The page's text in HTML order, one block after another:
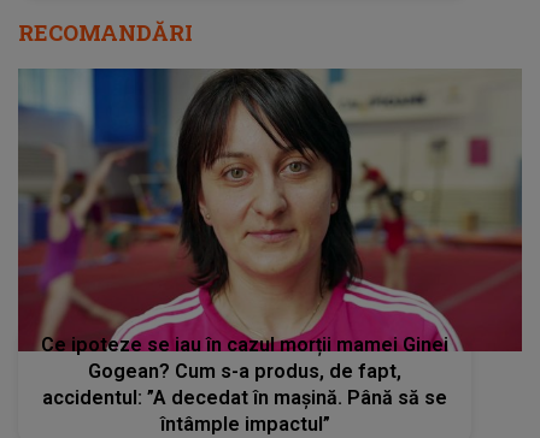
RECOMANDĂRI
Ce ipoteze se iau în cazul morții mamei Ginei
Gogean? Cum s-a produs, de fapt,
accidentul: ”A decedat în maşină. Până să se
întâmple impactul”